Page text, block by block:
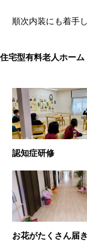
順次内装にも着手
住宅型有料老人ホーム
認知症研修
お花がたくさん届